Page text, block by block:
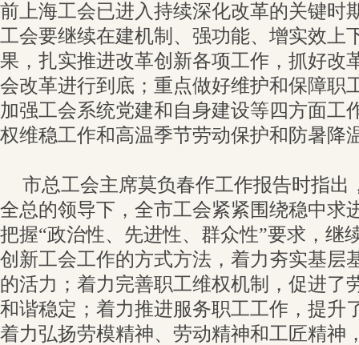
前上海工会已进入持续深化改革的关键时
工会要继续在建机制、强功能、增实效上
果，扎实推进改革创新各项工作，抓好改
会改革进行到底；重点做好维护和保障职
加强工会系统党建和自身建设等四方面工
权维稳工作和高温季节劳动保护和防暑降
市总工会主席莫负春作工作报告时指出
全总的领导下，全市工会紧紧围绕稳中求
把握“政治性、先进性、群众性”要求，继
创新工会工作的方式方法，着力夯实基层
的活力；着力完善职工维权机制，促进了
和谐稳定；着力推进服务职工工作，提升
着力弘扬劳模精神、劳动精神和工匠精神